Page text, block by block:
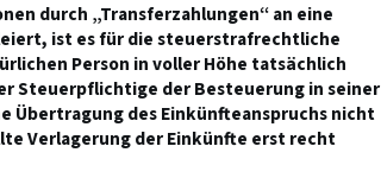
durch „Transferzahlungen“ an eine
ist es für die steuerstrafrechtliche
Person in voller Höhe tatsächlich
Steuerpflichtige der Besteuerung in seiner
Übertragung des Einkünfteanspruchs nicht
Verlagerung der Einkünfte erst recht